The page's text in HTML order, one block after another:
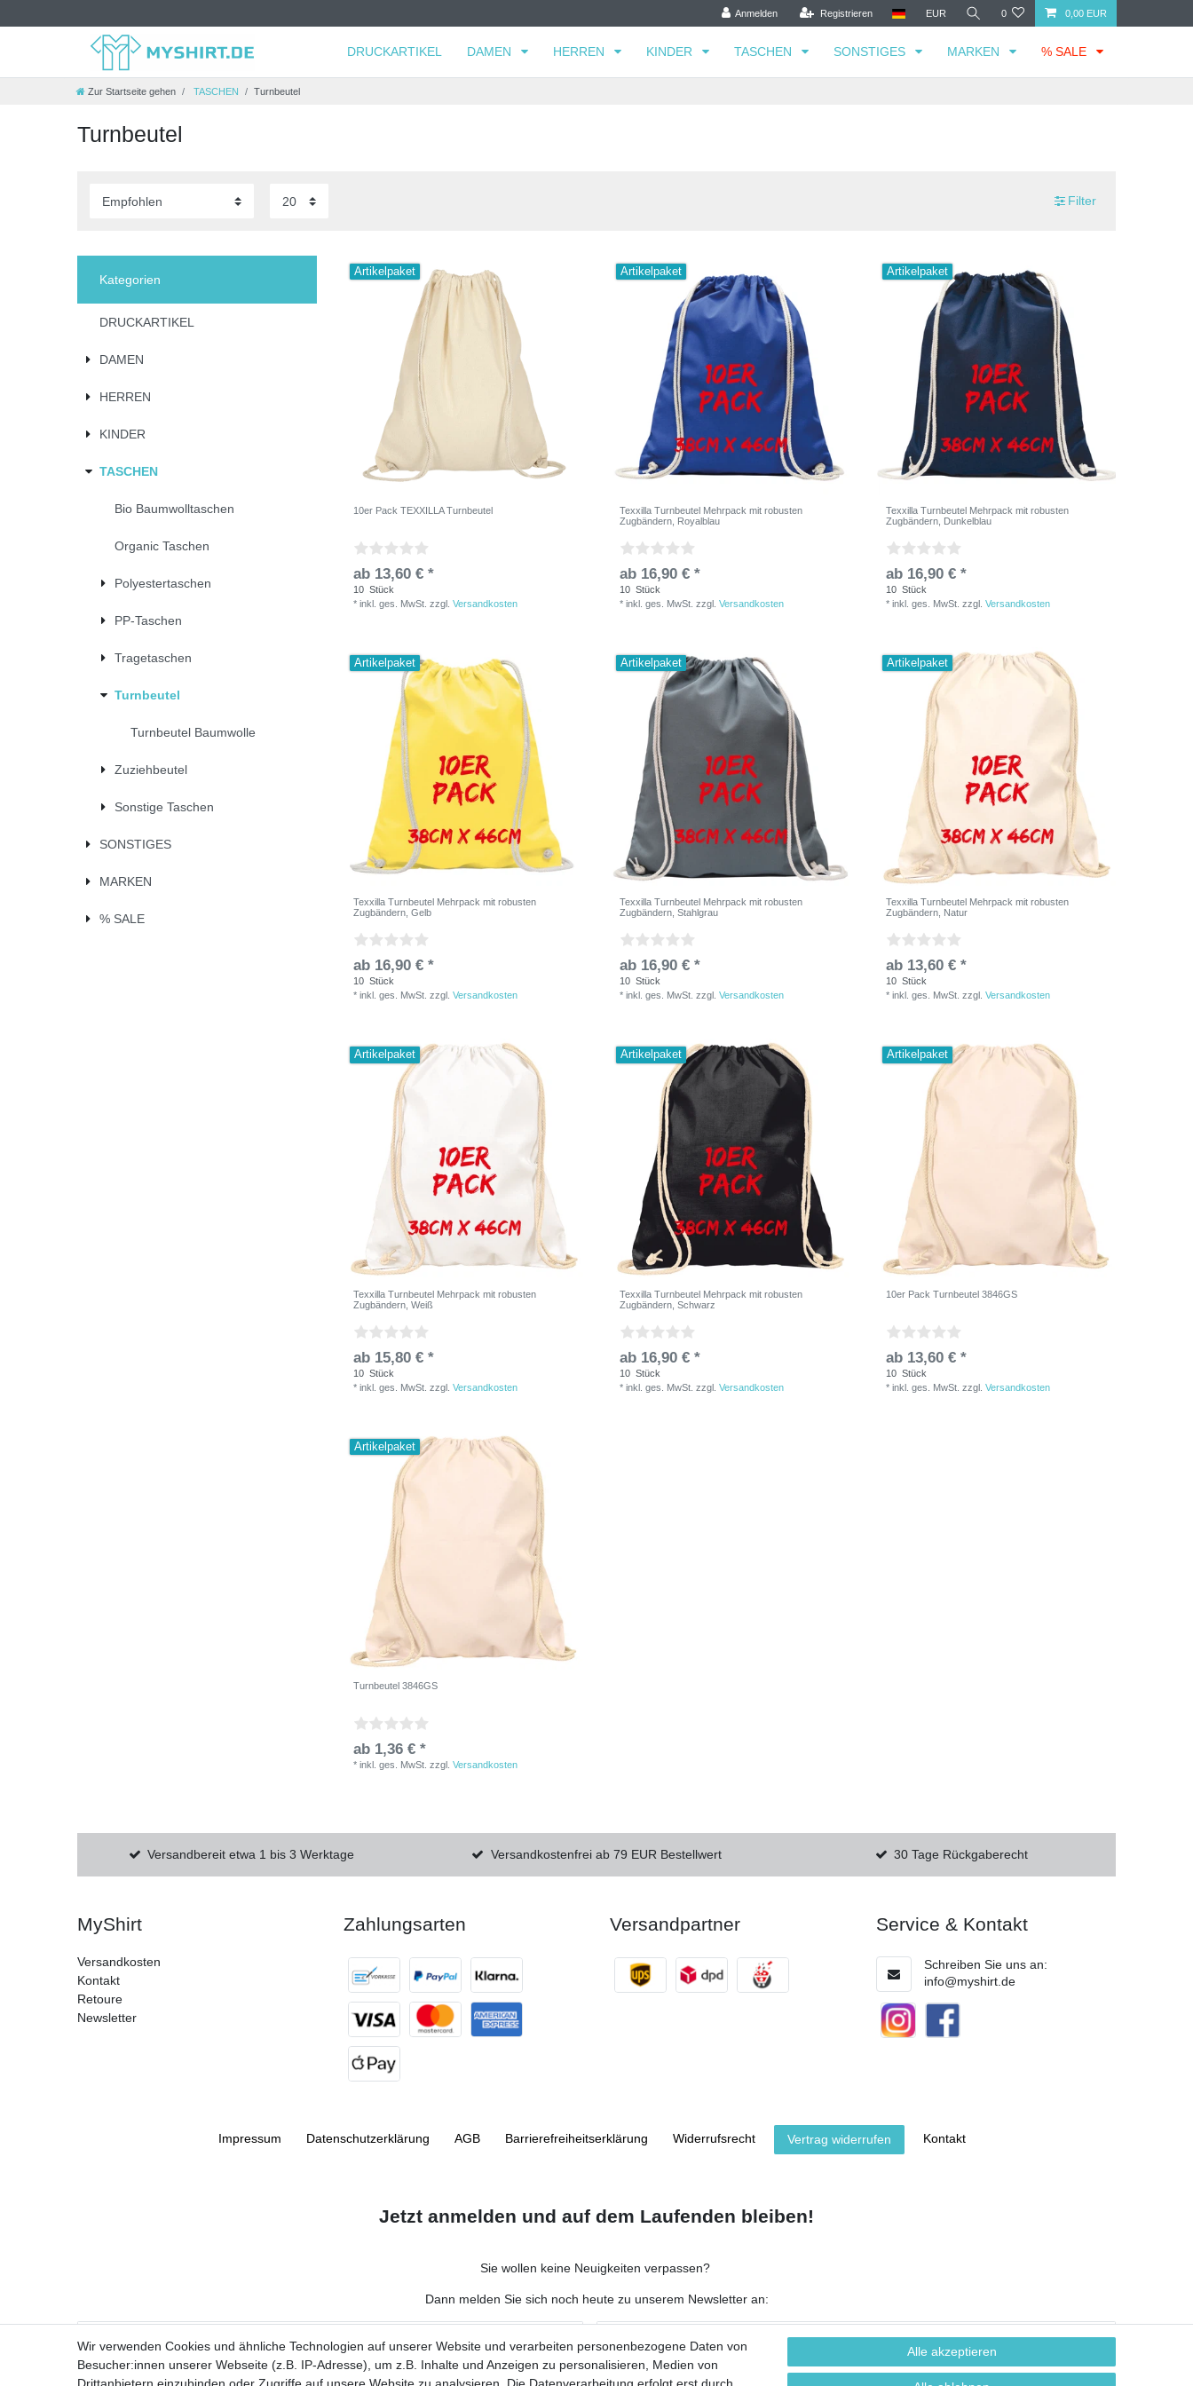
Anmelden Registrieren EUR 0 0,00 EUR
DRUCKARTIKEL DAMEN HERREN KINDER TASCHEN SONSTIGES MARKEN % SALE
Zur Startseite gehen TASCHEN Turnbeutel
Turnbeutel
Filter
Kategorien
DRUCKARTIKEL
DAMEN
HERREN
KINDER
TASCHEN
Bio Baumwolltaschen
Organic Taschen
Polyestertaschen
PP-Taschen
Tragetaschen
Turnbeutel
Turnbeutel Baumwolle
Zuziehbeutel
Sonstige Taschen
SONSTIGES
MARKEN
% SALE
Artikelpaket
10er Pack TEXXILLA Turnbeutel
ab 13,60 € *
10 Stück
*inkl. ges. MwSt. zzgl.Versandkosten
Artikelpaket
Texxilla Turnbeutel Mehrpack mit robusten
Zugbändern, Royalblau
ab 16,90 € *
10 Stück
*inkl. ges. MwSt. zzgl.Versandkosten
Artikelpaket
Texxilla Turnbeutel Mehrpack mit robusten
Zugbändern, Dunkelblau
ab 16,90 € *
10 Stück
*inkl. ges. MwSt. zzgl.Versandkosten
Artikelpaket
Texxilla Turnbeutel Mehrpack mit robusten
Zugbändern, Gelb
ab 16,90 € *
10 Stück
*inkl. ges. MwSt. zzgl.Versandkosten
Artikelpaket
Texxilla Turnbeutel Mehrpack mit robusten
Zugbändern, Stahlgrau
ab 16,90 € *
10 Stück
*inkl. ges. MwSt. zzgl.Versandkosten
Artikelpaket
Texxilla Turnbeutel Mehrpack mit robusten
Zugbändern, Natur
ab 13,60 € *
10 Stück
*inkl. ges. MwSt. zzgl.Versandkosten
Artikelpaket
Texxilla Turnbeutel Mehrpack mit robusten
Zugbändern, Weiß
ab 15,80 € *
10 Stück
*inkl. ges. MwSt. zzgl.Versandkosten
Artikelpaket
Texxilla Turnbeutel Mehrpack mit robusten
Zugbändern, Schwarz
ab 16,90 € *
10 Stück
*inkl. ges. MwSt. zzgl.Versandkosten
Artikelpaket
10er Pack Turnbeutel 3846GS
ab 13,60 € *
10 Stück
*inkl. ges. MwSt. zzgl.Versandkosten
Artikelpaket
Turnbeutel 3846GS
ab 1,36 € *
*inkl. ges. MwSt. zzgl.Versandkosten
Versandbereit etwa 1 bis 3 Werktage Versandkostenfrei ab 79 EUR Bestellwert 30 Tage Rückgaberecht
MyShirt
Versandkosten
Kontakt
Retoure
Newsletter
Zahlungsarten Versandpartner Service & Kontakt
Schreiben Sie uns an:
info@myshirt.de
Impressum Daten­schutz­erklärung AGB Barrierefreiheitserklärung Widerrufs­recht Vertrag widerrufen Kontakt
Jetzt anmelden und auf dem Laufenden bleiben!
Sie wollen keine Neuigkeiten verpassen?
Dann melden Sie sich noch heute zu unserem Newsletter an:
E-MAIL **
Newsletter
Wir verwenden Cookies und ähnliche Technologien auf unserer Website und verarbeiten personenbezogene Daten von
Besucher:innen unserer Webseite (z.B. IP-Adresse), um z.B. Inhalte und Anzeigen zu personalisieren, Medien von
Alle akzeptieren